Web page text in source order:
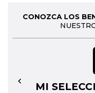
CONOZCA LOS
MI
←